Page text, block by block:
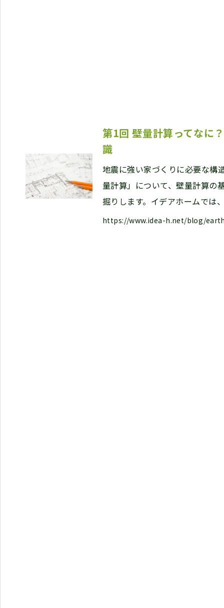
第1回 壁量計算ってなに
識
地震に強い家づくりに必要な構
量計算」について、壁量計算の
掘りします。イデアホームでは
https://www.idea-h.net/blog/